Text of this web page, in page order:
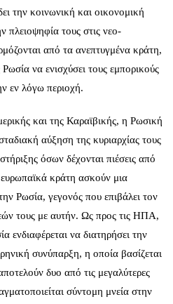
την κοινωνική και οικονομική
πλειοψηφία τους στις νεο-
από τα ανεπτυγμένα κράτη,
να ενισχύσει τους εμπορικούς
εν λόγω περιοχή.
και της Καραϊβικής, η Ρωσική
αύξηση της κυριαρχίας τους
όσων δέχονται πιέσεις από
κράτη ασκούν μια
Ρωσία, γεγονός που επιβάλει τον
τους με αυτήν. Ως προς τις ΗΠΑ,
ενδιαφέρεται να διατηρήσει την
συνύπαρξη, η οποία βασίζεται
δυο από τις μεγαλύτερες
σύντομη μνεία στην